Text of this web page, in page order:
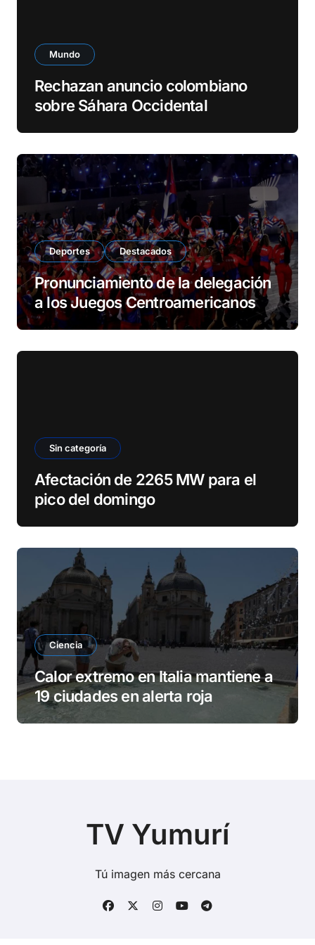
Mundo
Rechazan anuncio colombiano
sobre Sáhara Occidental
Deportes Destacados
Pronunciamiento de la delegación
a los Juegos Centroamericanos
Sin categoría
Afectación de 2265 MW para el
pico del domingo
Ciencia
Calor extremo en Italia mantiene a
19 ciudades en alerta roja
TV Yumurí
Tú imagen más cercana